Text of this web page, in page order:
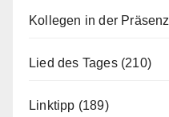
Kollegen in der Präsenz
Lied des Tages(210)
Linktipp (189)